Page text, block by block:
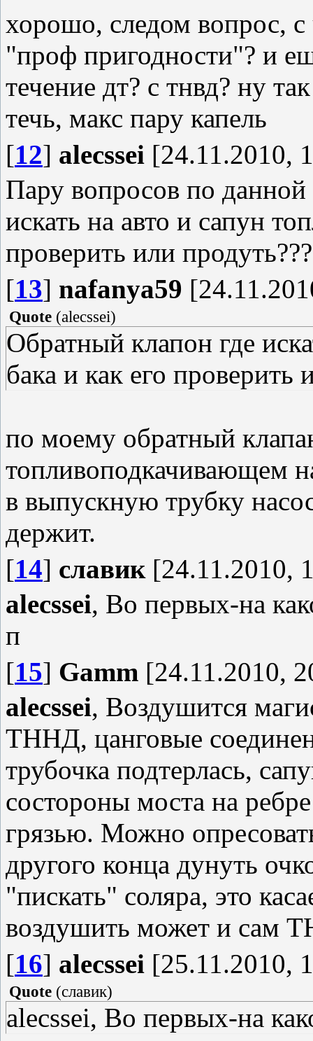
хорошо, следом вопрос, с
"проф пригодности"? и
течение дт? с тнвд? ну
течь, макс пару капель
[12] alecssei [24.11.2010,
Пару вопросов по
искать на авто и сапун
проверить или
[13] nafanya59
Quote (alecssei)
Обратный клапон где
бака и как его проверить
по моему обратный
топливоподкачивающем
в выпускную трубку
держит.
[14] славик[24.11.2010,
alecssei, Во первых-на
п
[15] Gamm [24.11.2010,
alecssei, Воздушится
ТННД, цанговые
трубочка подтерлась,
состороны моста на
грязью. Можно
другого конца дунуть
"пискать" соляра, это
воздушить может и сам
[16] alecssei [25.11.2010,
Quote (славик)
alecssei, Во первых-на